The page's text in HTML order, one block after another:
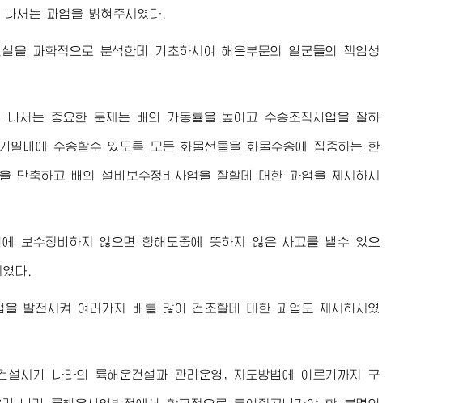
서는 과업을 밝혀주시였다.
을 과학적으로 분석한데 기초하시여 해운부문의 일군들의 책임성
나서는 중요한 문제는 배의 가동률을 높이고 수송조직사업을 잘하
일내에 수송할수 있도록 모든 화물선들을 화물수송에 집중하는 한
단축하고 배의 설비보수정비사업을 잘할데 대한 과업을 제시하시
보수정비하지 않으면 항해도중에 뜻하지 않은 사고를 낼수 있으
다.
발전시켜 여러가지 배를 많이 건조할데 대한 과업도 제시하시였
설시기 나라의 륙해운건설과 관리운영, 지도방법에 이르기까지 구